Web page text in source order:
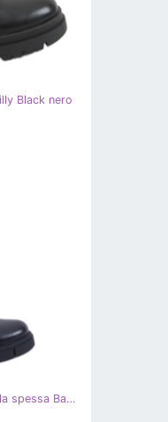
Black nero
PA1 Stivali da donna con suola spessa Baker Black nero